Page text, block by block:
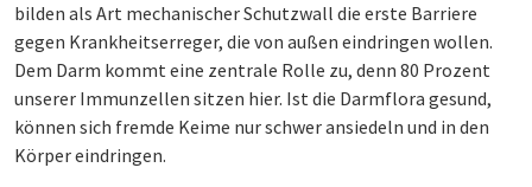
bilden als Art mechanischer Schutzwall die erste Barriere
gegen Krankheitserreger, die von außen eindringen wollen.
Dem Darm kommt eine zentrale Rolle zu, denn 80 Prozent
unserer Immunzellen sitzen hier. Ist die Darmflora gesund,
können sich fremde Keime nur schwer ansiedeln und in den
Körper eindringen.